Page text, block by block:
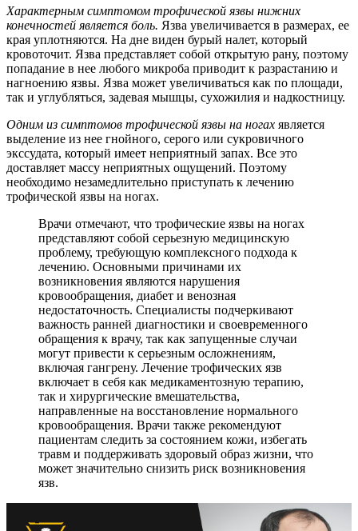
Характерным симптомом трофической язвы нижних
конечностей является боль. Язва увеличивается в размерах, ее
края уплотняются. На дне виден бурый налет, который
кровоточит. Язва представляет собой открытую рану, поэтому
попадание в нее любого микроба приводит к разрастанию и
нагноению язвы. Язва может увеличиваться как по площади,
так и углубляться, задевая мышцы, сухожилия и надкостницу.
Одним из симптомов трофической язвы на ногах является
выделение из нее гнойного, серого или сукровичного
экссудата, который имеет неприятный запах. Все это
доставляет массу неприятных ощущений. Поэтому
необходимо незамедлительно приступать к лечению
трофической язвы на ногах.
Врачи отмечают, что трофические язвы на ногах
представляют собой серьезную медицинскую
проблему, требующую комплексного подхода к
лечению. Основными причинами их
возникновения являются нарушения
кровообращения, диабет и венозная
недостаточность. Специалисты подчеркивают
важность ранней диагностики и своевременного
обращения к врачу, так как запущенные случаи
могут привести к серьезным осложнениям,
включая гангрену. Лечение трофических язв
включает в себя как медикаментозную терапию,
так и хирургические вмешательства,
направленные на восстановление нормального
кровообращения. Врачи также рекомендуют
пациентам следить за состоянием кожи, избегать
травм и поддерживать здоровый образ жизни, что
может значительно снизить риск возникновения
язв.